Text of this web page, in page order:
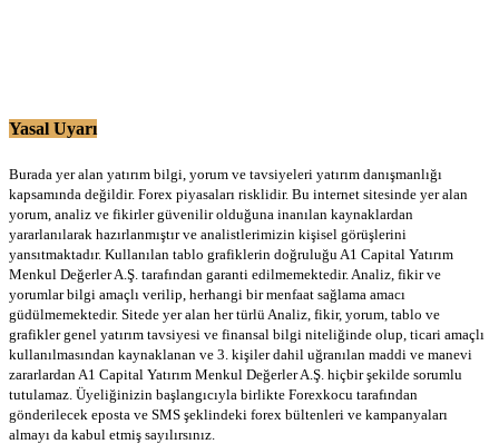
Yasal Uyarı
Burada yer alan yatırım bilgi, yorum ve tavsiyeleri yatırım danışmanlığı
kapsamında değildir. Forex piyasaları risklidir. Bu internet sitesinde yer alan
yorum, analiz ve fikirler güvenilir olduğuna inanılan kaynaklardan
yararlanılarak hazırlanmıştır ve analistlerimizin kişisel görüşlerini
yansıtmaktadır. Kullanılan tablo grafiklerin doğruluğu A1 Capital Yatırım
Menkul Değerler A.Ş. tarafından garanti edilmemektedir. Analiz, fikir ve
yorumlar bilgi amaçlı verilip, herhangi bir menfaat sağlama amacı
güdülmemektedir. Sitede yer alan her türlü Analiz, fikir, yorum, tablo ve
grafikler genel yatırım tavsiyesi ve finansal bilgi niteliğinde olup, ticari amaçlı
kullanılmasından kaynaklanan ve 3. kişiler dahil uğranılan maddi ve manevi
zararlardan A1 Capital Yatırım Menkul Değerler A.Ş. hiçbir şekilde sorumlu
tutulamaz. Üyeliğinizin başlangıcıyla birlikte Forexkocu tarafından
gönderilecek eposta ve SMS şeklindeki forex bültenleri ve kampanyaları
almayı da kabul etmiş sayılırsınız.